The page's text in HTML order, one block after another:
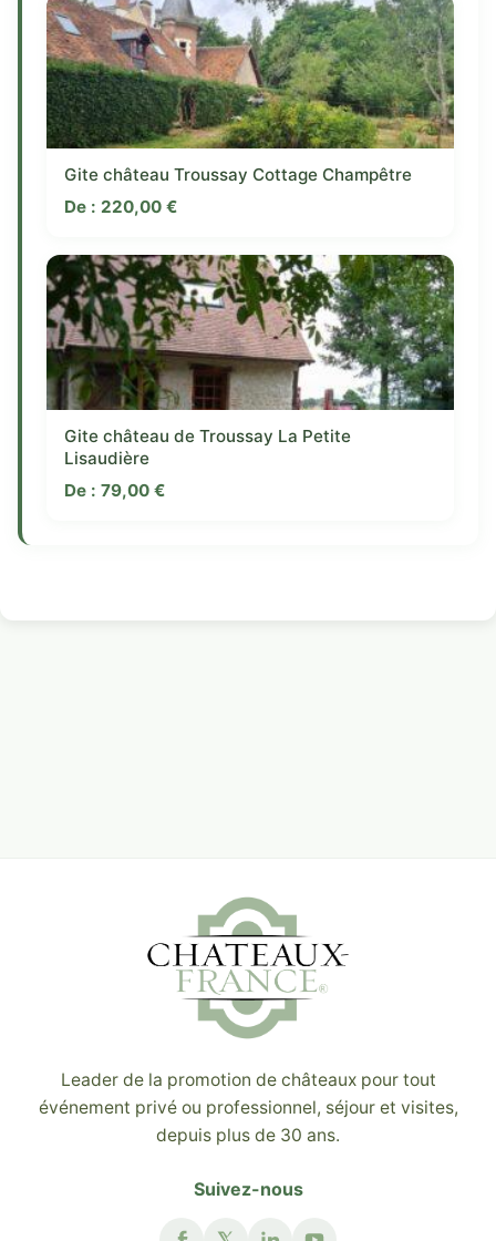
Gite château Troussay Cottage Champêtre
De : 220,00 €
Gite château de Troussay La Petite
Lisaudière
De : 79,00 €
Leader de la promotion de châteaux pour tout
événement privé ou professionnel, séjour et visites,
depuis plus de 30 ans.
Suivez-nous